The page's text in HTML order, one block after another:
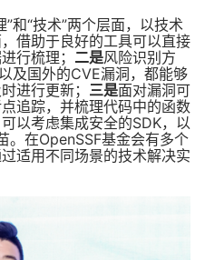
和“技术”两个层面，以技术
借助于良好的工具可以直接
行梳理； 二是风险识别方
及国外的CVE漏洞，都能够
进行更新； 三是面对漏洞可
追踪，并梳理代码中的函数
以考虑集成安全的SDK，以
。在OpenSSF基金会有多个
适用不同场景的技术解决实